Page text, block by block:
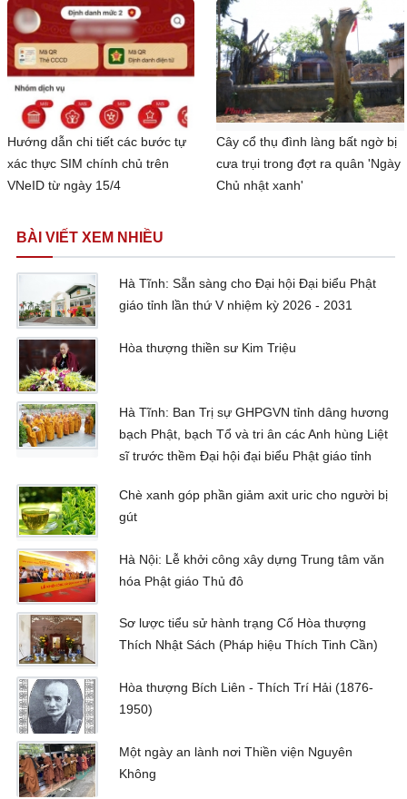
Hướng dẫn chi tiết các bước tự
xác thực SIM chính chủ trên
VNeID từ ngày 15/4
Cây cổ thụ đình làng bất ngờ bị
cưa trụi trong đợt ra quân 'Ngày
Chủ nhật xanh'
BÀI VIẾT XEM NHIỀU
Hà Tĩnh: Sẵn sàng cho Đại hội Đại biểu Phật
giáo tỉnh lần thứ V nhiệm kỳ 2026 - 2031
Hòa thượng thiền sư Kim Triệu
Hà Tĩnh: Ban Trị sự GHPGVN tỉnh dâng hương
bạch Phật, bạch Tổ và tri ân các Anh hùng Liệt
sĩ trước thềm Đại hội đại biểu Phật giáo tỉnh
Chè xanh góp phần giảm axit uric cho người bị
gút
Hà Nội: Lễ khởi công xây dựng Trung tâm văn
hóa Phật giáo Thủ đô
Sơ lược tiểu sử hành trạng Cố Hòa thượng
Thích Nhật Sách (Pháp hiệu Thích Tinh Cần)
Hòa thượng Bích Liên - Thích Trí Hải (1876-
1950)
Một ngày an lành nơi Thiền viện Nguyên
Không